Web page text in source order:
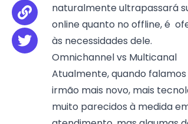
naturalmente ultrapassará
online quanto no offline, é
às necessidades dele.
Omnichannel vs Multicanal
Atualmente, quando
irmão mais novo, mais
muito parecidos à medida